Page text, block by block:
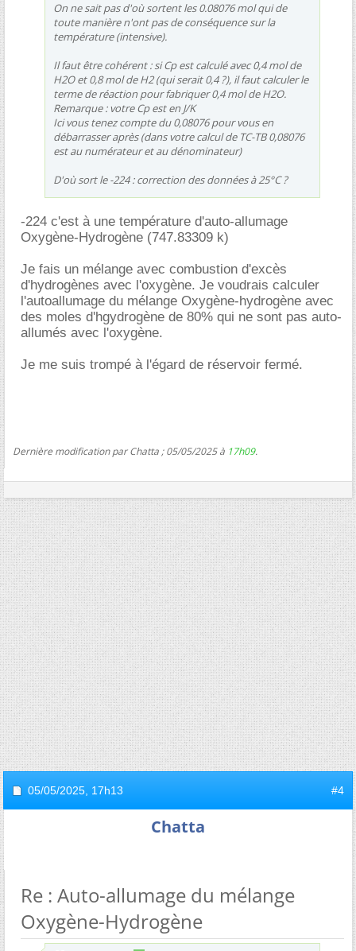
On ne sait pas d'où sortent les 0.08076 mol qui de
toute manière n'ont pas de conséquence sur la
température (intensive).
Il faut être cohérent : si Cp est calculé avec 0,4 mol de
H2O et 0,8 mol de H2 (qui serait 0,4 ?), il faut calculer le
terme de réaction pour fabriquer 0,4 mol de H2O.
Remarque : votre Cp est en J/K
Ici vous tenez compte du 0,08076 pour vous en
débarrasser après (dans votre calcul de TC-TB 0,08076
est au numérateur et au dénominateur)
D'où sort le -224 : correction des données à 25°C ?
-224 c'est à une température d'auto-allumage
Oxygène-Hydrogène (747.83309 k)
Je fais un mélange avec combustion d'excès
d'hydrogènes avec l'oxygène. Je voudrais calculer
l'autoallumage du mélange Oxygène-hydrogène avec
des moles d'hgydrogène de 80% qui ne sont pas auto-
allumés avec l'oxygène.
Je me suis trompé à l'égard de réservoir fermé.
Dernière modification par Chatta ; 05/05/2025 à 17h09.
05/05/2025, 17h13 #4
Chatta
Re : Auto-allumage du mélange
Oxygène-Hydrogène